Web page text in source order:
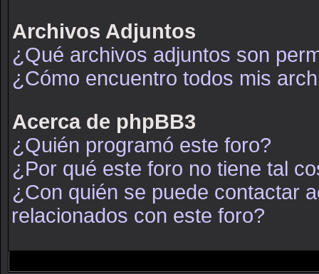
Archivos Adjuntos
¿Qué archivos adjuntos son
¿Cómo encuentro todos mis
Acerca de phpBB3
¿Quién programó este foro?
¿Por qué este foro no tiene tal
¿Con quién se puede contactar
relacionados con este foro?